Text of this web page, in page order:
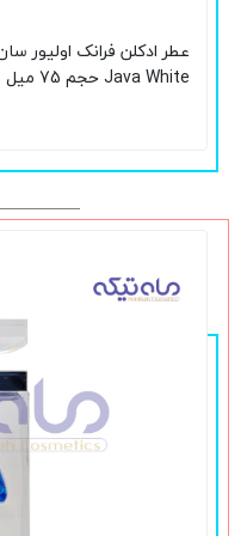
Java White حجم 75 میل